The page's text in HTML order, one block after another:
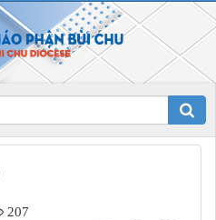
207